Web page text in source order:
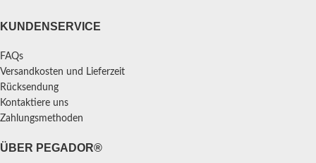
KUNDENSERVICE
FAQs
Versandkosten und Lieferzeit
Rücksendung
Kontaktiere uns
Zahlungsmethoden
ÜBER PEGADOR®